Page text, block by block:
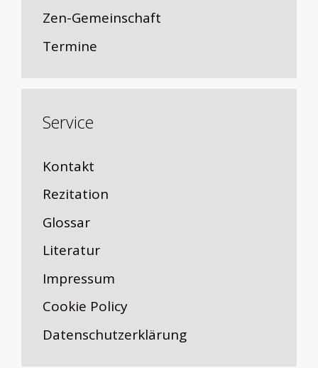
Zen-Gemeinschaft
Termine
Service
Kontakt
Rezitation
Glossar
Literatur
Impressum
Cookie Policy
Datenschutzerklärung